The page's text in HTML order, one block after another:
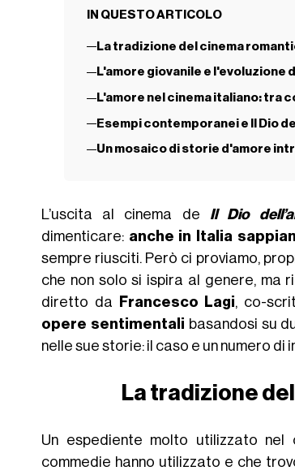
IN QUESTO ARTICOLO
La tradizione del cinema
L'amore giovanile e l'evoluzione
L'amore nel cinema italiano: tra
Esempi contemporanei e Il Dio
Un mosaico di storie d'amore
L’uscita al cinema de Il Dio
dimenticare: anche in Italia
sempre riusciti. Però ci proviamo,
che non solo si ispira al genere, ma
diretto da
Francesco Lagi, co-
opere sentimentali basandosi su
nelle sue storie: il caso e un numero di
La tradizione
Un espediente molto utilizzato
commedie hanno utilizzato e che